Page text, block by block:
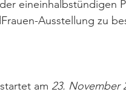
eineinhalbstündigen
Ausstellung zu
am 23. November